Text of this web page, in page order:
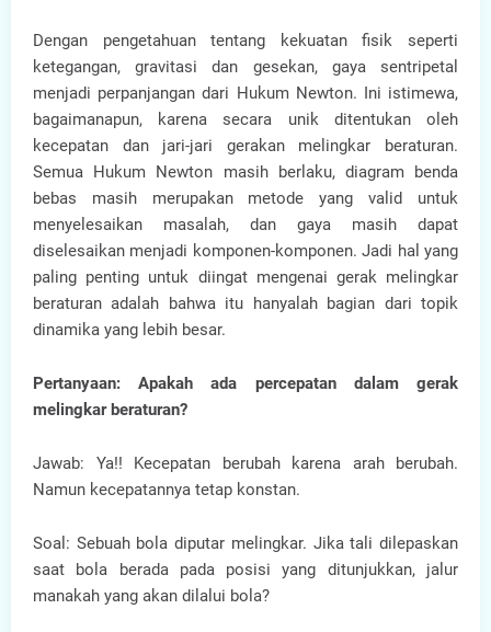
Dengan pengetahuan tentang kekuatan fisik seperti
ketegangan, gravitasi dan gesekan, gaya sentripetal
menjadi perpanjangan dari Hukum Newton. Ini istimewa,
bagaimanapun, karena secara unik ditentukan oleh
kecepatan dan jari-jari gerakan melingkar beraturan.
Semua Hukum Newton masih berlaku, diagram benda
bebas masih merupakan metode yang valid untuk
menyelesaikan masalah, dan gaya masih dapat
diselesaikan menjadi komponen-komponen. Jadi hal yang
paling penting untuk diingat mengenai gerak melingkar
beraturan adalah bahwa itu hanyalah bagian dari topik
dinamika yang lebih besar.
Pertanyaan: Apakah ada percepatan dalam gerak
melingkar beraturan?
Jawab: Ya!! Kecepatan berubah karena arah berubah.
Namun kecepatannya tetap konstan.
Soal: Sebuah bola diputar melingkar. Jika tali dilepaskan
saat bola berada pada posisi yang ditunjukkan, jalur
manakah yang akan dilalui bola?